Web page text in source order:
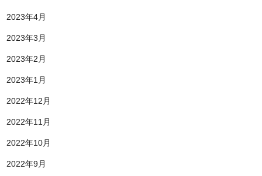
2023年4月
2023年3月
2023年2月
2023年1月
2022年12月
2022年11月
2022年10月
2022年9月